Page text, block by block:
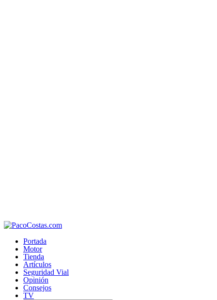
Portada
Motor
Tienda
Artículos
Seguridad Vial
Opinión
Consejos
TV